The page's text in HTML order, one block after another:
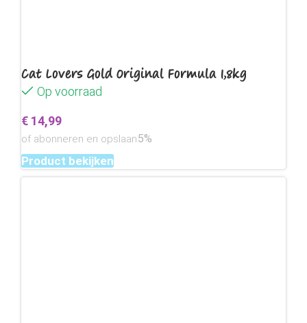
Cat Lovers Gold Original Formula 1,8kg
Op voorraad
€ 14,99
of abonneren en opslaan5%
Product bekijken